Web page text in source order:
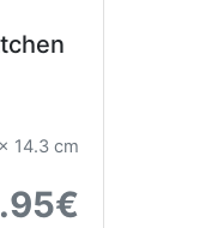
14.3 cm